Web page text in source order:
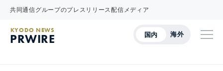
共同通信グループのプレスリリース配信メディア
国内 海外
KYODO NEWS
PRWIRE